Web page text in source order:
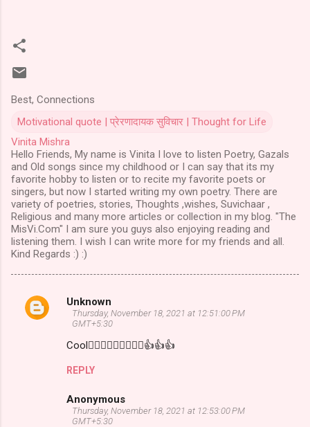
Best, Connections
Motivational quote | प्रेरणादायक सुविचार | Thought for Life
Vinita Mishra
Hello Friends, My name is Vinita I love to listen Poetry, Gazals
and Old songs since my childhood or I can say that its my
favorite hobby to listen or to recite my favorite poets or
singers, but now I started writing my own poetry. There are
variety of poetries, stories, Thoughts ,wishes, Suvichaar ,
Religious and many more articles or collection in my blog. "The
MisVi.Com" I am sure you guys also enjoying reading and
listening them. I wish I can write more for my friends and all.
Kind Regards :) :)
Comments
Unknown
Thursday, November 18, 2021 at 12:51:00 PM
GMT+5:30
Cool👌🏻👌🏻👌🏻👏👏👏👍👍👍
REPLY
Anonymous
Thursday, November 18, 2021 at 12:53:00 PM
GMT+5:30